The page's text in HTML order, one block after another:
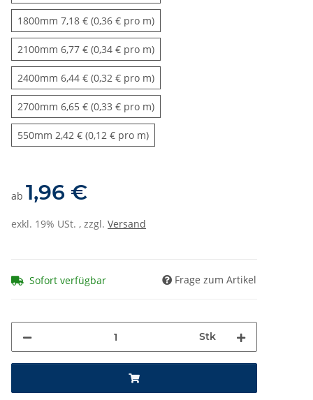
1800mm 1800mm
7,18 € (0,36 € pro m)
2100mm 2100mm
6,77 € (0,34 € pro m)
2400mm 2400mm
6,44 € (0,32 € pro m)
2700mm 2700mm
6,65 € (0,33 € pro m)
550mm 550mm
2,42 € (0,12 € pro m)
ab 1,96 €
exkl. 19% USt. , zzgl. Versand
Sofort verfügbar Frage zum Artikel
Stk